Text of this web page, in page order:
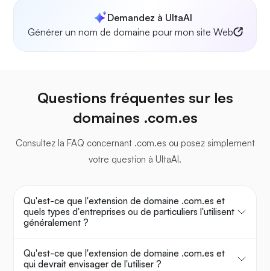
Demandez à UltaAI
Générer un nom de domaine pour mon site Web
Questions fréquentes sur les
domaines .com.es
Consultez la FAQ concernant .com.es ou posez simplement
votre question à UltaAI.
Qu'est-ce que l'extension de domaine .com.es et
quels types d'entreprises ou de particuliers l'utilisent
généralement ?
Qu'est-ce que l'extension de domaine .com.es et
qui devrait envisager de l'utiliser ?